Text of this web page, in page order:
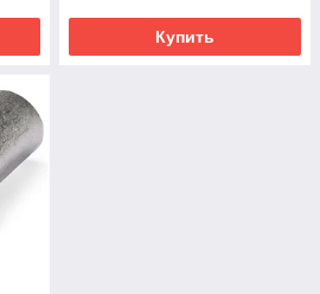
Купить